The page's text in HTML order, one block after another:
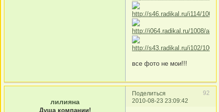
все фото не мои!!!
Поделиться
92
2010-08-23 23:09:42
лилияна
Душа компании!